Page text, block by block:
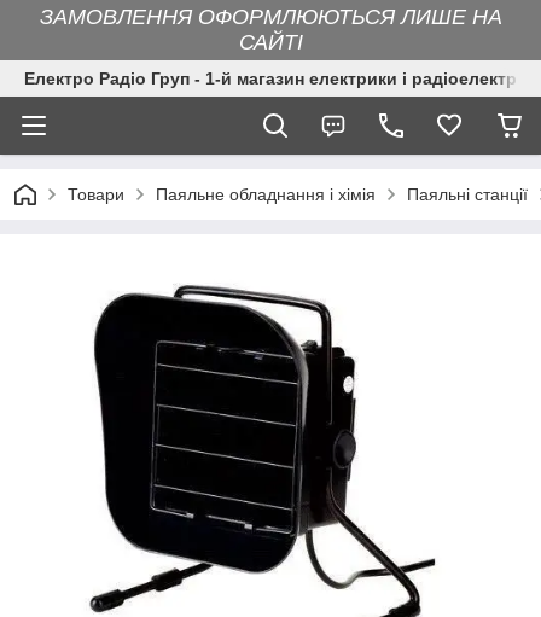
ЗАМОВЛЕННЯ ОФОРМЛЮЮТЬСЯ ЛИШЕ НА
САЙТІ
Електро Радіо Груп - 1-й магазин електрики і
Товари Паяльне обладнання і хімія Паяльні станції